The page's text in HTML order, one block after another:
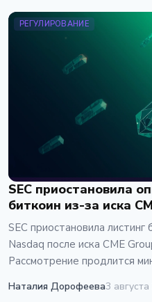
РЕГУЛИРОВАНИЕ
SEC приостановила
биткоин из-за иска
SEC приостановила
Nasdaq после иска CME
Рассмотрение продлится
Наталия Дорофеева3 августа